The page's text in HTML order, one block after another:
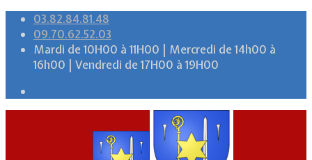
03.82.84.81.48
09.70.62.52.03
Mardi de 10H00 à 11H00 | Mercredi de 14h00 à
16h00 | Vendredi de 17H00 à 19H00